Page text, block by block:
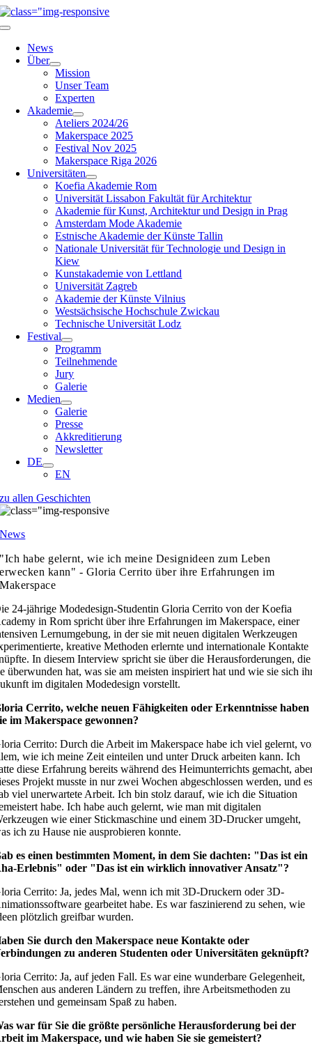
Zum
Inhalt
Navigation
umschalten
News
Über
Mission
Unser Team
Experten
Akademie
Ateliers 2024/26
Makerspace 2025
Festival Nov 2025
Makerspace Riga 2026
Universitäten
Koefia Akademie Rom
Universität Lissabon Fakultät für Architektur
Akademie für Kunst, Architektur und Design in Prag
Amsterdam Mode Akademie
Estnische Akademie der Künste Tallin
Nationale Universität für Technologie und Design in
Kiew
Kunstakademie von Lettland
Universität Zagreb
Akademie der Künste Vilnius
Westsächsische Hochschule Zwickau
Technische Universität Lodz
Festival
Programm
Teilnehmende
Jury
Galerie
Medien
Galerie
Presse
Akkreditierung
Newsletter
DE
EN
zu allen Geschichten
News
"Ich habe gelernt, wie ich meine Designideen zum Leben
erwecken kann" - Gloria Cerrito über ihre Erfahrungen im
Makerspace
24-jährige Modedesign-Studentin Gloria Cerrito von der Koefia
in Rom spricht über ihre Erfahrungen im Makerspace, einer
Lernumgebung, in der sie mit neuen digitalen Werkzeugen
kreative Methoden erlernte und internationale Kontakte
In diesem Interview spricht sie über die Herausforderungen, die
überwunden hat, was sie am meisten inspiriert hat und wie sie sich
im digitalen Modedesign vorstellt.
Cerrito, welche neuen Fähigkeiten oder Erkenntnisse haben
im Makerspace gewonnen?
Cerrito: Durch die Arbeit im Makerspace habe ich viel gelernt,
wie ich meine Zeit einteilen und unter Druck arbeiten kann. Ich
diese Erfahrung bereits während des Heimunterrichts gemacht,
Projekt musste in nur zwei Wochen abgeschlossen werden, und
viel unerwartete Arbeit. Ich bin stolz darauf, wie ich die Situation
habe. Ich habe auch gelernt, wie man mit digitalen
wie einer Stickmaschine und einem 3D-Drucker umgeht,
ich zu Hause nie ausprobieren konnte.
es einen bestimmten Moment, in dem Sie dachten: "Das ist ein
Erlebnis" oder "Das ist ein wirklich innovativer Ansatz"?
Cerrito: Ja, jedes Mal, wenn ich mit 3D-Druckern oder 3D-
gearbeitet habe. Es war faszinierend zu sehen, wie
plötzlich greifbar wurden.
Sie durch den Makerspace neue Kontakte oder
zu anderen Studenten oder Universitäten geknüpft?
Cerrito: Ja, auf jeden Fall. Es war eine wunderbare Gelegenheit,
aus anderen Ländern zu treffen, ihre Arbeitsmethoden zu
und gemeinsam Spaß zu haben.
war für Sie die größte persönliche Herausforderung bei der
im Makerspace, und wie haben Sie sie gemeistert?